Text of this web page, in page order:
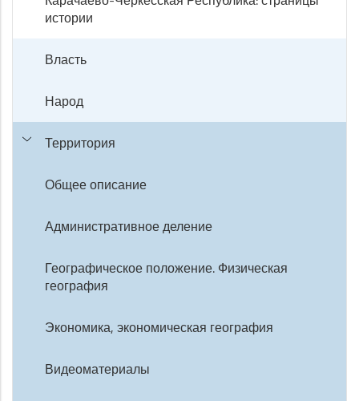
истории
Власть
Народ
Территория
Общее описание
Административное деление
Географическое положение. Физическая
география
Экономика, экономическая география
Видеоматериалы